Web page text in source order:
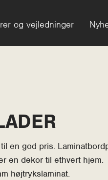
og vejledninger
en god pris.
en dekor til ethvert hjem.
højtrykslaminat.